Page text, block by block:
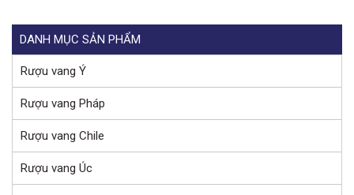
DANH MỤC SẢN PHẨM
Rượu vang Ý
Rượu vang Pháp
Rượu vang Chile
Rượu vang Úc